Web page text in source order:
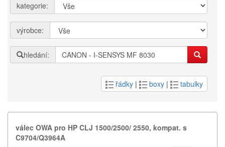
kategorie:
výrobce:
hledání:
řádky | boxy | tabulky
válec OWA pro HP CLJ 1500/​2500/​ 2550,​ kompat.​ s
C9704/​Q3964A